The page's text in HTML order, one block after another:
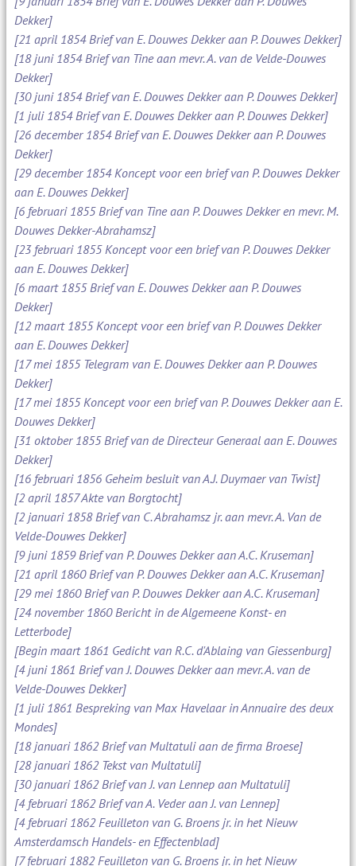
Dekker]
[21 april 1854 Brief van E. Douwes Dekker aan P. Douwes Dekker]
[18 juni 1854 Brief van Tine aan mevr. A. van de Velde-Douwes
Dekker]
[30 juni 1854 Brief van E. Douwes Dekker aan P. Douwes Dekker]
[1 juli 1854 Brief van E. Douwes Dekker aan P. Douwes Dekker]
[26 december 1854 Brief van E. Douwes Dekker aan P. Douwes
Dekker]
[29 december 1854 Koncept voor een brief van P. Douwes Dekker
aan E. Douwes Dekker]
[6 februari 1855 Brief van Tine aan P. Douwes Dekker en mevr. M.
Douwes Dekker-Abrahamsz]
[23 februari 1855 Koncept voor een brief van P. Douwes Dekker
aan E. Douwes Dekker]
[6 maart 1855 Brief van E. Douwes Dekker aan P. Douwes
Dekker]
[12 maart 1855 Koncept voor een brief van P. Douwes Dekker
aan E. Douwes Dekker]
[17 mei 1855 Telegram van E. Douwes Dekker aan P. Douwes
Dekker]
[17 mei 1855 Koncept voor een brief van P. Douwes Dekker aan E.
Douwes Dekker]
[31 oktober 1855 Brief van de Directeur Generaal aan E. Douwes
Dekker]
[16 februari 1856 Geheim besluit van A.J. Duymaer van Twist]
[2 april 1857 Akte van Borgtocht]
[2 januari 1858 Brief van C. Abrahamsz jr. aan mevr. A. Van de
Velde-Douwes Dekker]
[9 juni 1859 Brief van P. Douwes Dekker aan A.C. Kruseman]
[21 april 1860 Brief van P. Douwes Dekker aan A.C. Kruseman]
[29 mei 1860 Brief van P. Douwes Dekker aan A.C. Kruseman]
[24 november 1860 Bericht in de Algemeene Konst- en
Letterbode]
[Begin maart 1861 Gedicht van R.C. d'Ablaing van Giessenburg]
[4 juni 1861 Brief van J. Douwes Dekker aan mevr. A. van de
Velde-Douwes Dekker]
[1 juli 1861 Bespreking van Max Havelaar in Annuaire des deux
Mondes]
[18 januari 1862 Brief van Multatuli aan de firma Broese]
[28 januari 1862 Tekst van Multatuli]
[30 januari 1862 Brief van J. van Lennep aan Multatuli]
[4 februari 1862 Brief van A. Veder aan J. van Lennep]
[4 februari 1862 Feuilleton van G. Broens jr. in het Nieuw
Amsterdamsch Handels- en Effectenblad]
[7 februari 1882 Feuilleton van G. Broens jr. in het Nieuw